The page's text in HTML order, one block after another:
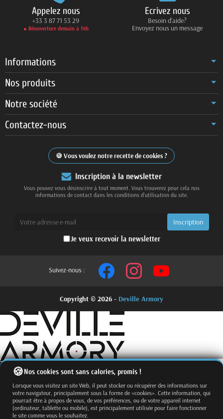
Appelez nous
+33 3 87 71 53 29
● Réouverture demain à 14h
Ecrivez nous
Besoin d'aide?
Envoyez nous un message
Informations
Nos produits
Notre société
Contactez-nous
Vous voulez notre recette de cookies ?
Inscription à la newsletter
Vous pouvez vous désinscrire à tout moment. Vous trouverez pour cela nos
informations de contact dans les conditions d'utilisation du site.
Je veux recevoir la newsletter
Suivez-nous :
Copyright © 2026 - Deville Armory
Fermer
Nos cookies sont sans calories, promis !
Lorsque vous visitez un site Web, il peut stocker ou récupérer des informations sur
votre navigateur, principalement sous la forme de «cookies». Cette information, qui
pourrait être à propos de vous, de vos préférences, ou de votre appareil internet
(ordinateur, tablette ou mobile), est principalement utilisée pour faire fonctionner
le site comme vous le souhaitez.